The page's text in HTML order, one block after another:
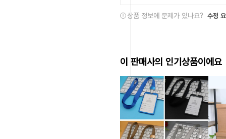
상품 정보에 문제가 있나요? 수정
이 판매사의 인기상품이에요